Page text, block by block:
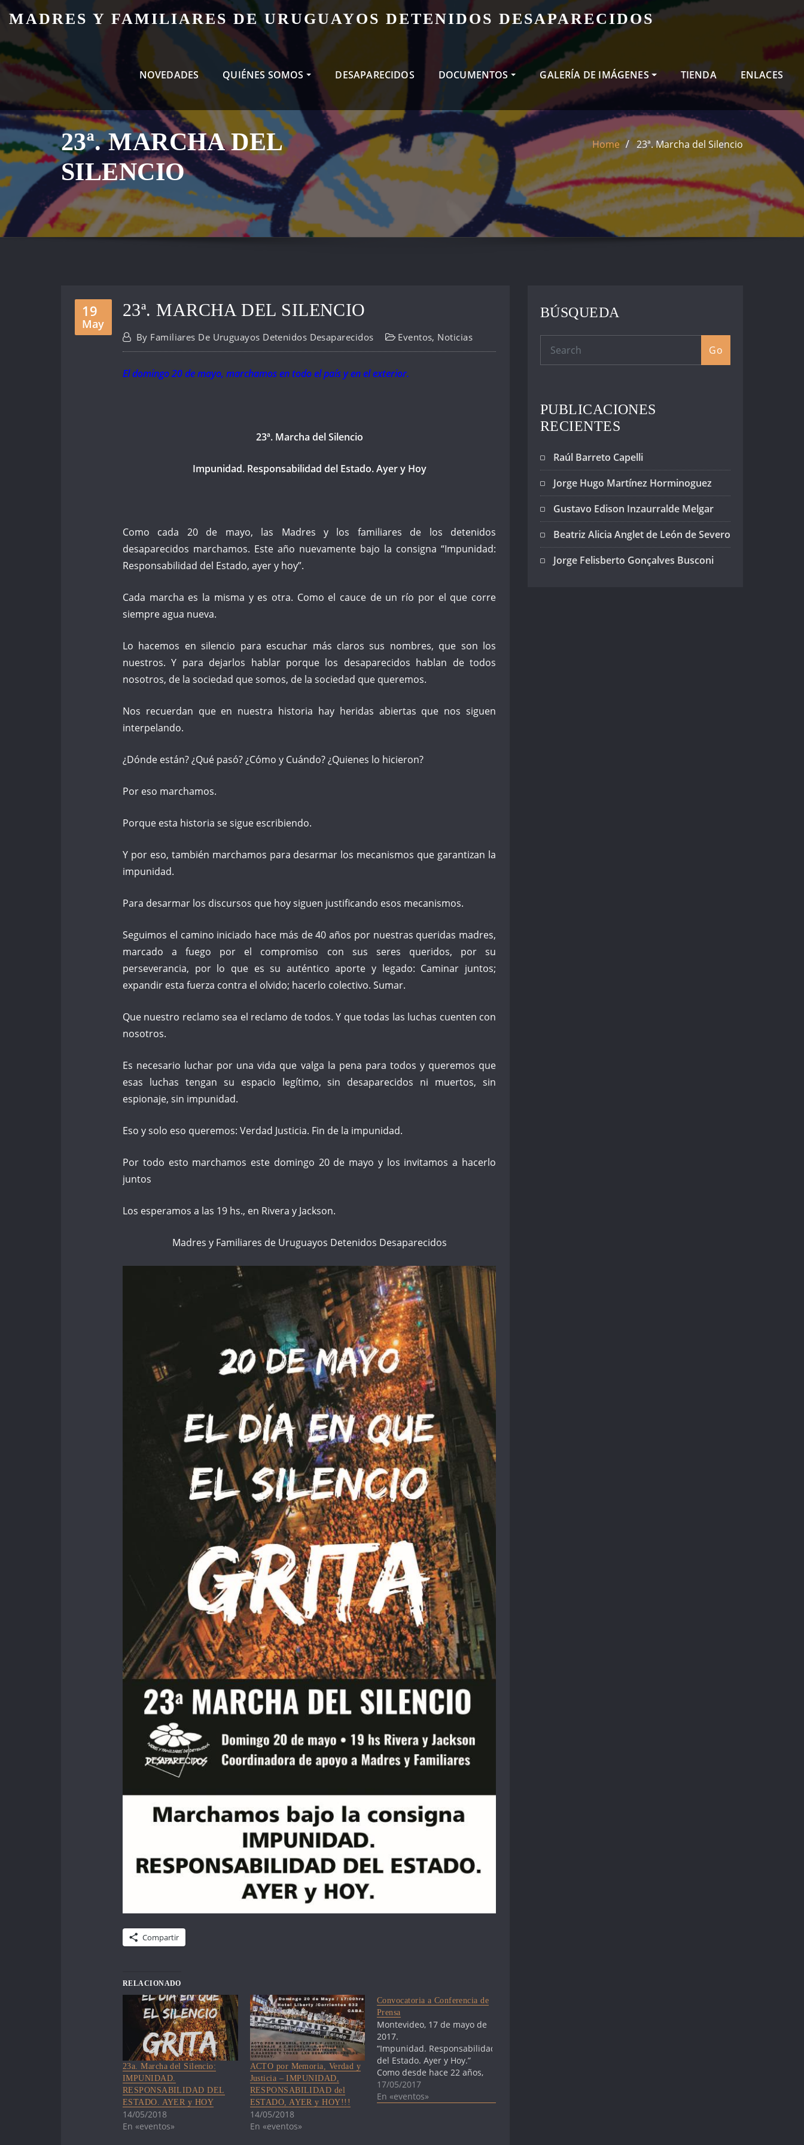
Skip
content
MADRES Y FAMILIARES DE URUGUAYOS DETENIDOS DESAPARECIDOS
NOVEDADES QUIÉNES SOMOS DESAPARECIDOS DOCUMENTOS GALERÍA DE IMÁGENES TIENDA ENLACES
23ª. MARCHA DEL
SILENCIO
Home 23ª. Marcha del Silencio
19
May
23ª. MARCHA DEL SILENCIO
By Familiares De Uruguayos Detenidos Desaparecidos Eventos, Noticias
El domingo 20 de mayo, marchamos en todo el país y en el exterior.
23ª. Marcha del Silencio
Impunidad. Responsabilidad del Estado. Ayer y Hoy
Como cada 20 de mayo, las Madres y los familiares de los detenidos
desaparecidos marchamos. Este año nuevamente bajo la consigna “Impunidad:
Responsabilidad del Estado, ayer y hoy”.
Cada marcha es la misma y es otra. Como el cauce de un río por el que corre
siempre agua nueva.
Lo hacemos en silencio para escuchar más claros sus nombres, que son los
nuestros. Y para dejarlos hablar porque los desaparecidos hablan de todos
nosotros, de la sociedad que somos, de la sociedad que queremos.
Nos recuerdan que en nuestra historia hay heridas abiertas que nos siguen
interpelando.
¿Dónde están? ¿Qué pasó? ¿Cómo y Cuándo? ¿Quienes lo hicieron?
Por eso marchamos.
Porque esta historia se sigue escribiendo.
Y por eso, también marchamos para desarmar los mecanismos que garantizan la
impunidad.
Para desarmar los discursos que hoy siguen justificando esos mecanismos.
Seguimos el camino iniciado hace más de 40 años por nuestras queridas madres,
marcado a fuego por el compromiso con sus seres queridos, por su
perseverancia, por lo que es su auténtico aporte y legado: Caminar juntos;
expandir esta fuerza contra el olvido; hacerlo colectivo. Sumar.
Que nuestro reclamo sea el reclamo de todos. Y que todas las luchas cuenten con
nosotros.
Es necesario luchar por una vida que valga la pena para todos y queremos que
esas luchas tengan su espacio legítimo, sin desaparecidos ni muertos, sin
espionaje, sin impunidad.
Eso y solo eso queremos: Verdad Justicia. Fin de la impunidad.
Por todo esto marchamos este domingo 20 de mayo y los invitamos a hacerlo
juntos
Los esperamos a las 19 hs., en Rivera y Jackson.
Madres y Familiares de Uruguayos Detenidos Desaparecidos
Compartir
RELACIONADO
23a. Marcha del Silencio:
IMPUNIDAD.
RESPONSABILIDAD DEL
ESTADO. AYER y HOY
14/05/2018
En «eventos»
ACTO por Memoria, Verdad y
Justicia – IMPUNIDAD,
RESPONSABILIDAD del
ESTADO, AYER y HOY!!!
14/05/2018
En «eventos»
Convocatoria a Conferencia de
Prensa
Montevideo, 17 de mayo de
2017.
“Impunidad. Responsabilidad
del Estado. Ayer y Hoy.”
Como desde hace 22 años,
el sábado 20 de mayo
marcharemos con la
17/05/2017
En «eventos»
BÚSQUEDA
Go
PUBLICACIONES
RECIENTES
Raúl Barreto Capelli
Jorge Hugo Martínez Horminoguez
Gustavo Edison Inzaurralde Melgar
Beatriz Alicia Anglet de León de Severo
Jorge Felisberto Gonçalves Busconi